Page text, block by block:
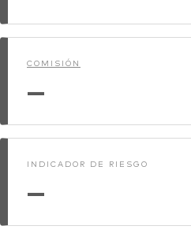
Fondos indexados
Multiactivos
LifeStrategy
mercados de Vanguard
Generación V
COMISIÓN
—
INDICADOR DE RIESGO
—